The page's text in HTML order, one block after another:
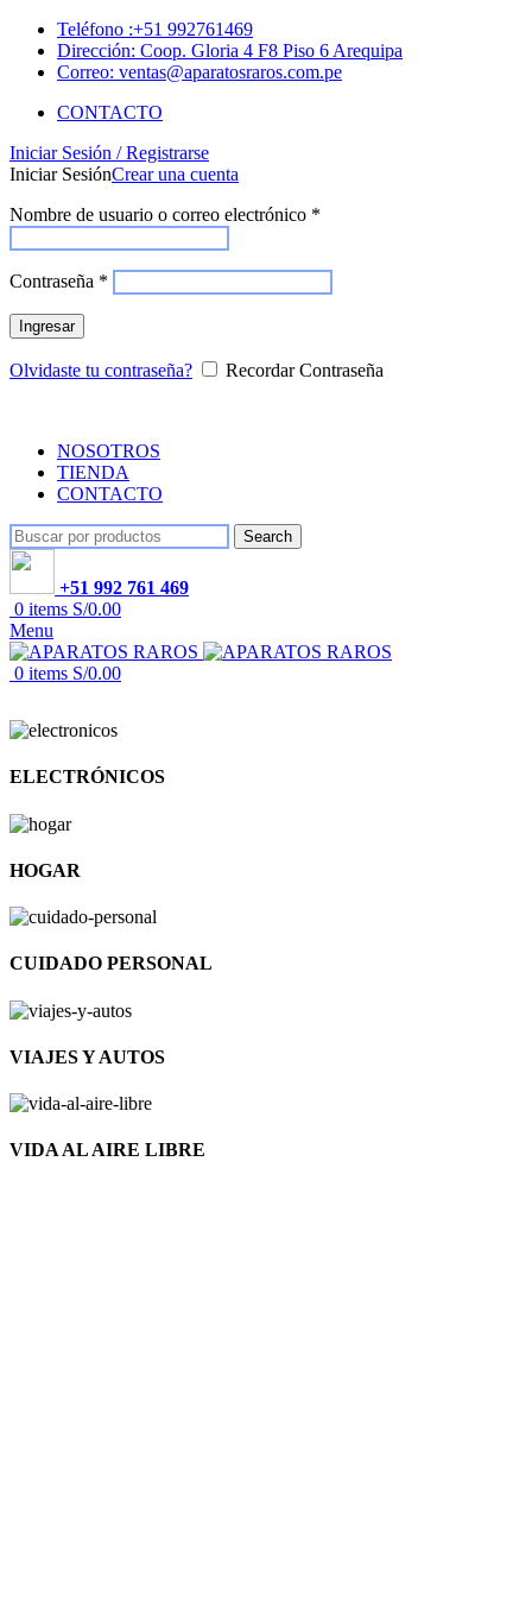
Teléfono :+51 992761469
Dirección: Coop. Gloria 4 F8 Piso 6 Arequipa
Correo: ventas@aparatosraros.com.pe
CONTACTO
Iniciar Sesión / Registrarse
Iniciar SesiónCrear una cuenta
Nombre de usuario o correo electrónico *
Contraseña *
Ingresar
Olvidaste tu contraseña? Recordar Contraseña
NOSOTROS
TIENDA
CONTACTO
Search
+51 992 761 469
0 items S/0.00
Menu
0 items S/0.00
ELECTRÓNICOS
HOGAR
CUIDADO PERSONAL
VIAJES Y AUTOS
VIDA AL AIRE LIBRE